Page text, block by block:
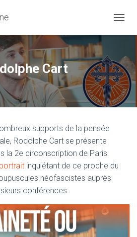
Cart
supports de la pensée
Rodolphe Cart se présente
la 2e circonscription de Paris.
inquiétant de ce proche du
néofascistes auprès
conférences.